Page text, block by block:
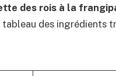
des rois à la
des ingrédients